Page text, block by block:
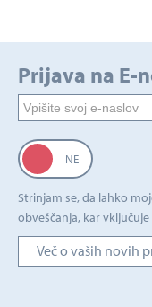
Prijava na E-
Strinjam se, da lahko
obveščanja, kar
Več o vaših novih